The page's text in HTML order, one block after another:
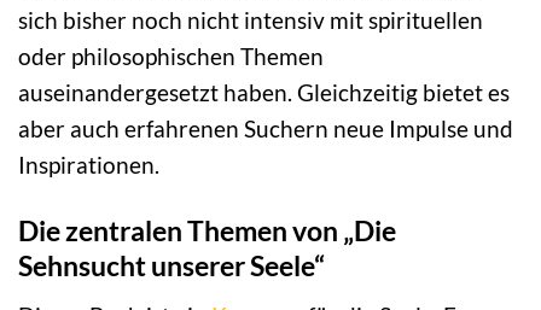
sich bisher noch nicht intensiv mit spirituellen
oder philosophischen Themen
auseinandergesetzt haben. Gleichzeitig bietet es
aber auch erfahrenen Suchern neue Impulse und
Inspirationen.
Die zentralen Themen von „Die
Sehnsucht unserer Seele“